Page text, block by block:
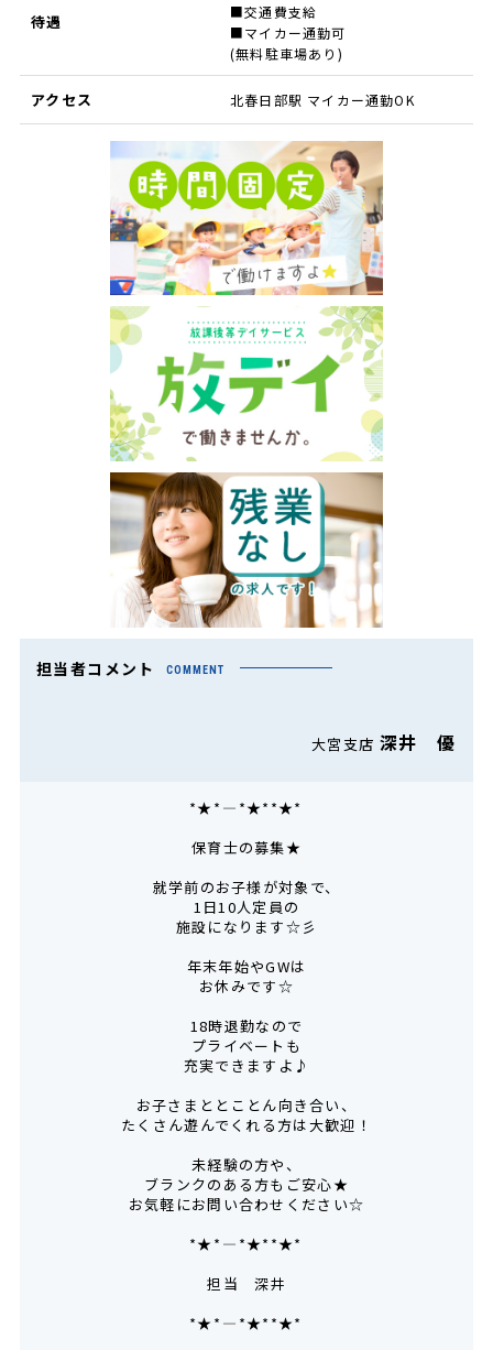
待遇
■交通費支給
■マイカー通勤可
(無料駐車場あり)
アクセス 北春日部駅 マイカー通勤OK
担当者コメント COMMENT
大宮支店 深井 優
*★*――――*★**★*―――
保育士の募集★
就学前のお子様が対象で、
1日10人定員の
施設になります☆彡
年末年始やGWは
お休みです☆
18時退勤なので
プライベートも
充実できますよ♪
お子さまととことん向き合い、
たくさん遊んでくれる方は大歓迎！
未経験の方や、
ブランクのある方もご安心★
お気軽にお問い合わせください☆
*★*――――*★**★*―――
担当 深井
*★*――――*★**★*―――